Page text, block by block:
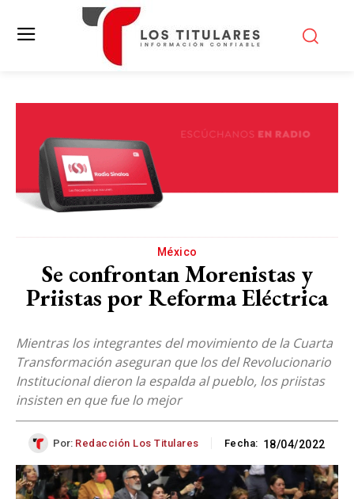
México
Se confrontan Morenistas y
Priistas por Reforma Eléctrica
Mientras los integrantes del movimiento de la Cuarta
Transformación aseguran que los del Revolucionario
Institucional dieron la espalda al pueblo, los priistas
insisten en que fue lo mejor
Por: Redacción Los Titulares Fecha: 18/04/2022